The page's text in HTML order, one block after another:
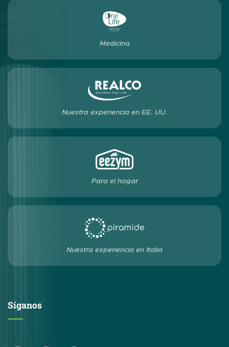
Medicina
Nuestra experiencia en EE. UU.
Para el hogar
Nuestra experiencia en Italia
Síganos